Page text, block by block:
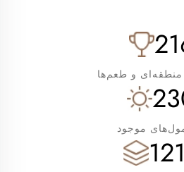
منطقه‌ای و طعم‌ها
موجود